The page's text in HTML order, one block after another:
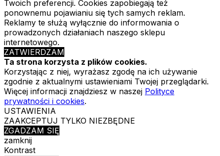
Twoich preferencji. Cookies zapobiegają też
ponownemu pojawianiu się tych samych reklam.
Reklamy te służą wyłącznie do informowania o
prowadzonych działaniach naszego sklepu
internetowego.
ZATWIERDZAM
Ta strona korzysta z plików cookies.
Korzystając z niej, wyrażasz zgodę na ich używanie
zgodnie z aktualnymi ustawieniami Twojej przeglądarki.
Więcej informacji znajdziesz w naszej Polityce
prywatności i cookies.
USTAWIENIA
ZAAKCEPTUJ TYLKO NIEZBĘDNE
ZGADZAM SIĘ
zamknij
Kontrast